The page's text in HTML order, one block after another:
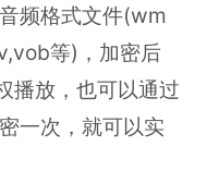
频格式文件(wm
等)，加密后
播放，也可以通过
一次，就可以实